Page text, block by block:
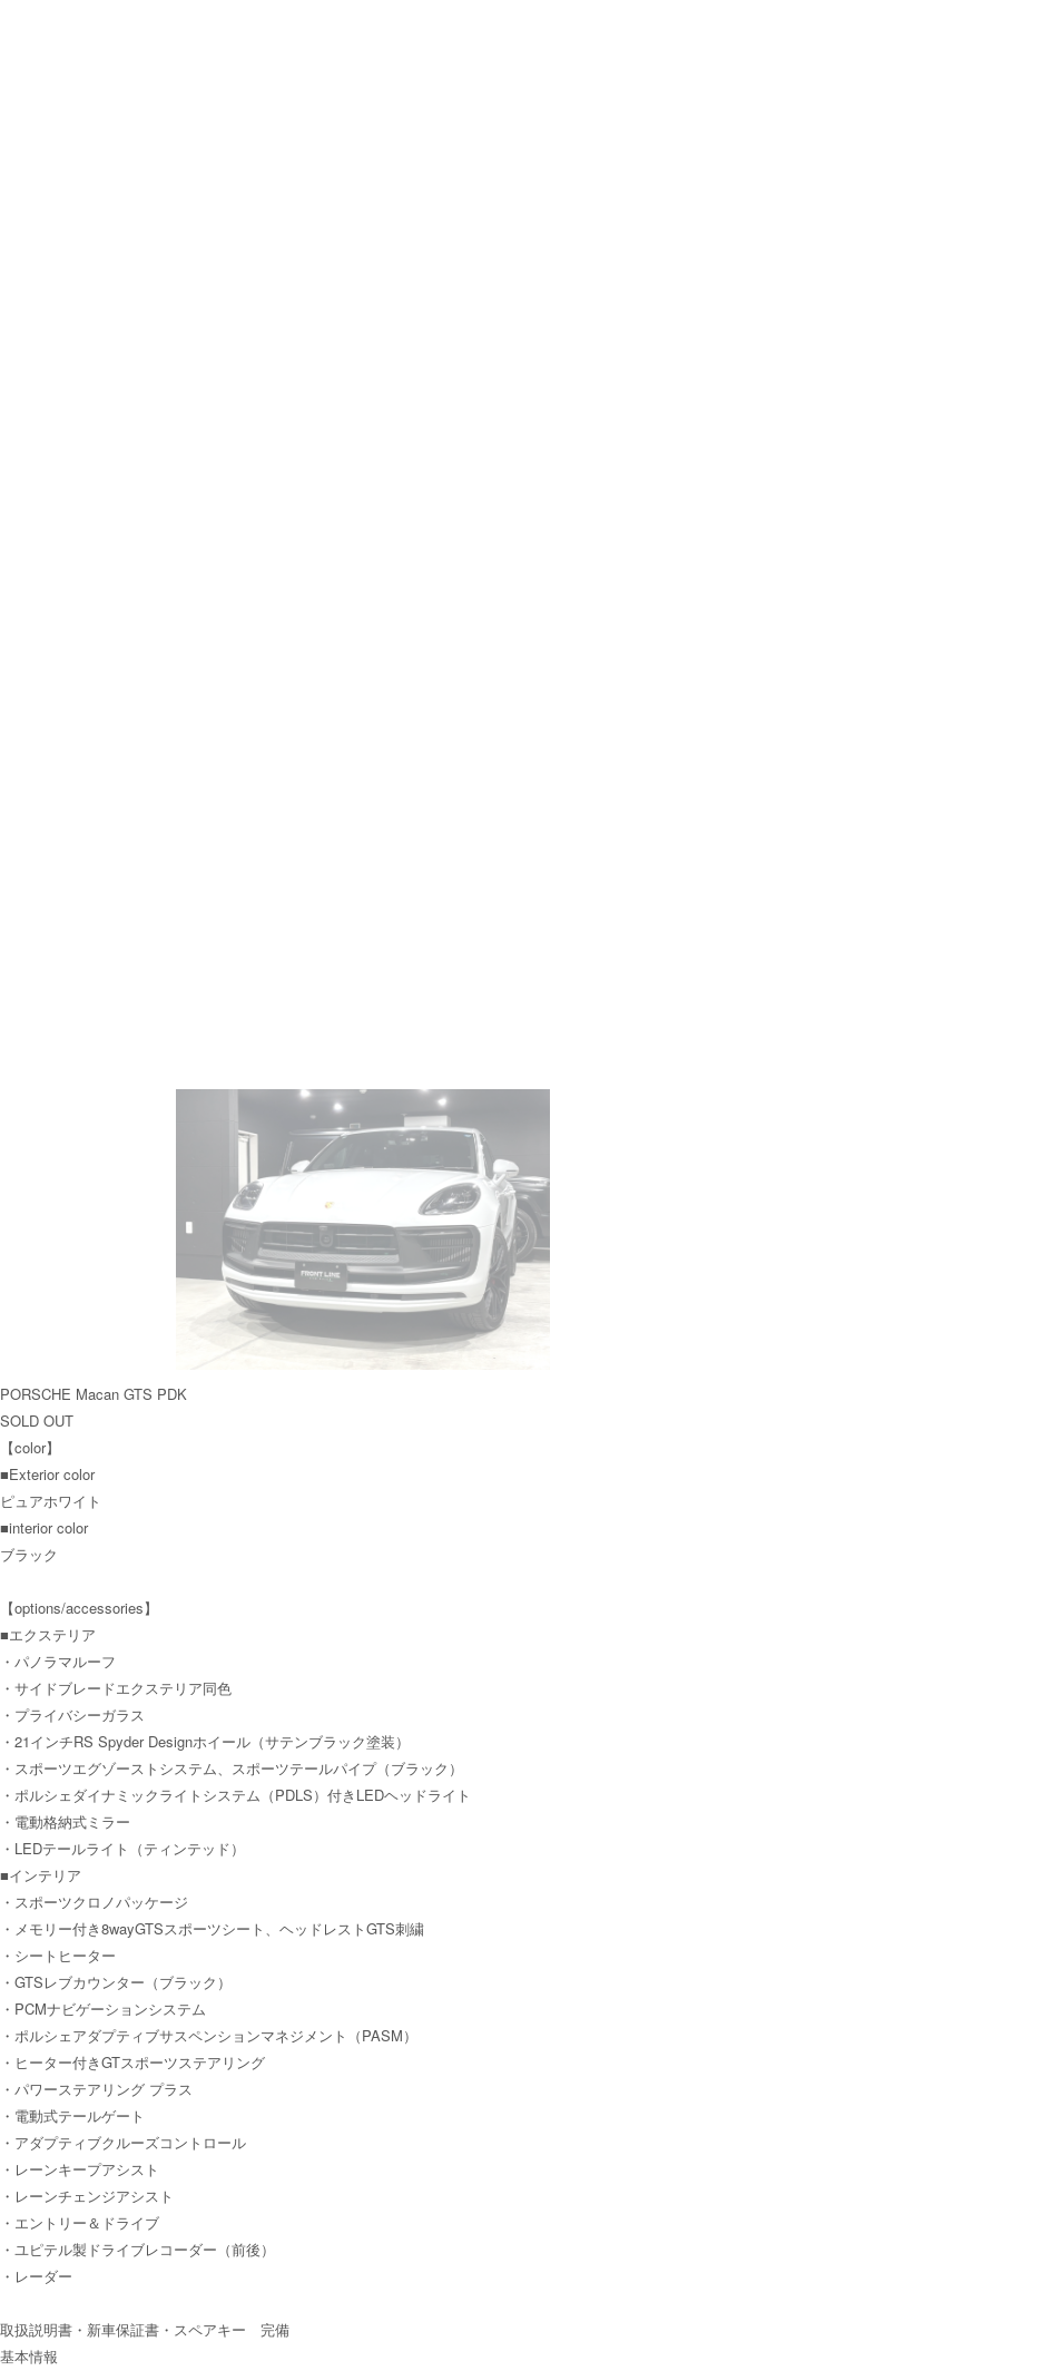
PORSCHE Macan GTS PDK
SOLD OUT
【color】
■Exterior color
ピュアホワイト
■interior color
ブラック
【options/accessories】
■エクステリア
・パノラマルーフ
・サイドブレードエクステリア同色
・プライバシーガラス
・21インチRS Spyder Designホイール（サテンブラック塗装）
・スポーツエグゾーストシステム、スポーツテールパイプ（ブラック）
・ポルシェダイナミックライトシステム（PDLS）付きLEDヘッドライト
・電動格納式ミラー
・LEDテールライト（ティンテッド）
■インテリア
・スポーツクロノパッケージ
・メモリー付き8wayGTSスポーツシート、ヘッドレストGTS刺繍
・シートヒーター
・GTSレブカウンター（ブラック）
・PCMナビゲーションシステム
・ポルシェアダプティブサスペンションマネジメント（PASM）
・ヒーター付きGTスポーツステアリング
・パワーステアリング プラス
・電動式テールゲート
・アダプティブクルーズコントロール
・レーンキープアシスト
・レーンチェンジアシスト
・エントリー＆ドライブ
・ユピテル製ドライブレコーダー（前後）
・レーダー
取扱説明書・新車保証書・スペアキー 完備
基本情報